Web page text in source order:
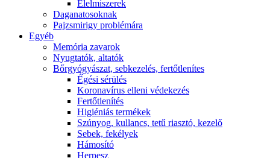
É́lelmiszerek
Daganatosoknak
Pajzsmirigy problémára
Egyéb
Memória zavarok
Nyugtatók, altatók
Bőrgyógyászat, sebkezelés, fertőtlenítes
É́gési sérülés
Koronavírus elleni védekezés
Fertőtlenítés
Higiéniás termékek
Szúnyog, kullancs, tetű riasztó, kezelő
Sebek, fekélyek
Hámosító
Herpesz